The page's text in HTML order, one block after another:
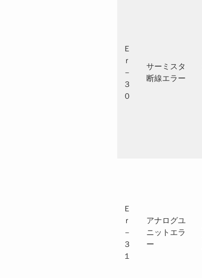
Ｅ
ｒ
－
３
０
サーミスタ
断線エラー
Ｅ
ｒ
－
３
１
アナログユ
ニットエラ
ー